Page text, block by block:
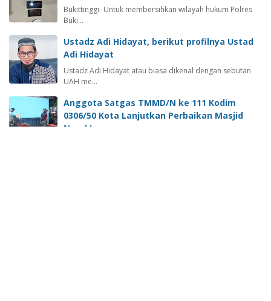
Bukittinggi- Untuk membersihkan wilayah hukum Polres
Buki…
Ustadz Adi Hidayat, berikut profilnya Ustad
Adi Hidayat
Ustadz Adi Hidayat atau biasa dikenal dengan sebutan
UAH me…
Anggota Satgas TMMD/N ke 111 Kodim
0306/50 Kota Lanjutkan Perbaikan Masjid
Nurul Iman